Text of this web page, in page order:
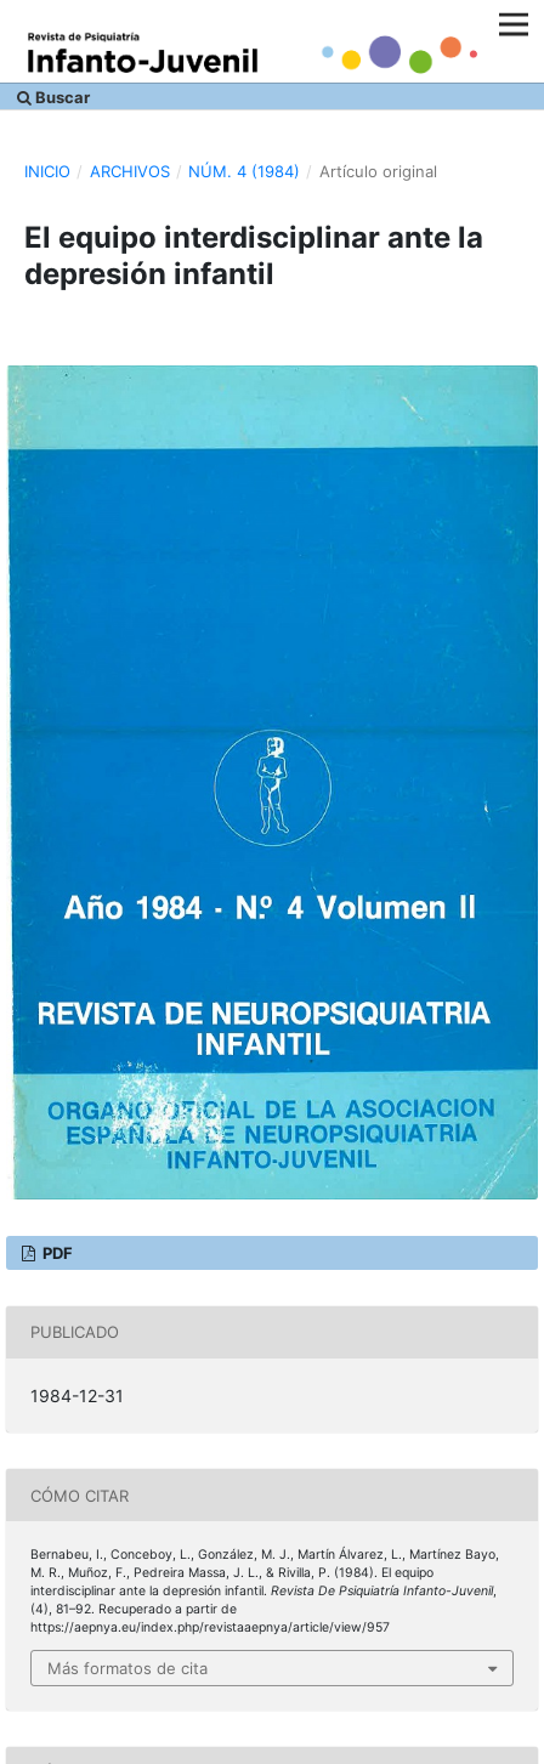
Buscar
INICIO / ARCHIVOS / NÚM. 4 (1984) / Artículo original
El equipo interdisciplinar ante la
depresión infantil
PDF
PUBLICADO
1984-12-31
CÓMO CITAR
Bernabeu, I., Conceboy, L., González, M. J., Martín Álvarez, L., Martínez Bayo,
M. R., Muñoz, F., Pedreira Massa, J. L., & Rivilla, P. (1984). El equipo
interdisciplinar ante la depresión infantil. Revista De Psiquiatría Infanto-Juvenil,
(4), 81–92. Recuperado a partir de
https://aepnya.eu/index.php/revistaaepnya/article/view/957
Más formatos de cita